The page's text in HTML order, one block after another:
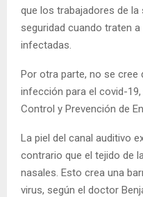
que los trabajadores de
seguridad cuando traten
infectadas.
Por otra parte, no se cree
infección para el covid-
Control y Prevención de
La piel del canal auditivo
contrario que el tejido de
nasales. Esto crea una
virus, según el doctor